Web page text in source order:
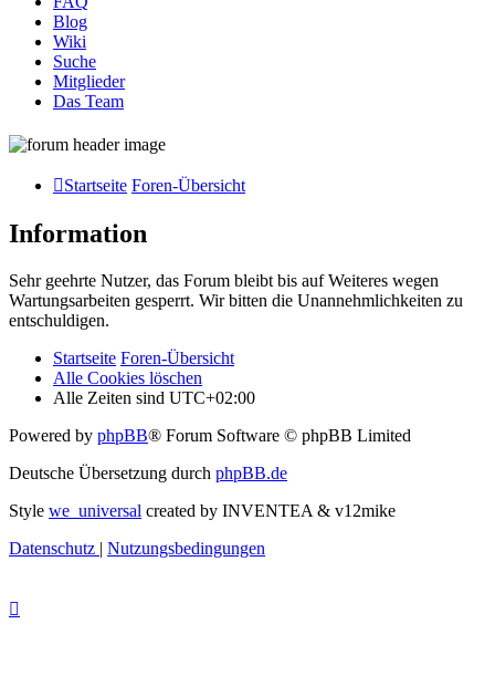
Blog
Wiki
Suche
Mitglieder
Das Team
Startseite Foren-Übersicht
Information
Sehr geehrte Nutzer, das Forum bleibt bis auf Weiteres wegen
Wartungsarbeiten gesperrt. Wir bitten die Unannehmlichkeiten zu
entschuldigen.
Startseite Foren-Übersicht
Alle Cookies löschen
Alle Zeiten sind UTC+02:00
Powered by phpBB® Forum Software © phpBB Limited
Deutsche Übersetzung durch phpBB.de
Style we_universal created by INVENTEA & v12mike
Datenschutz | Nutzungsbedingungen